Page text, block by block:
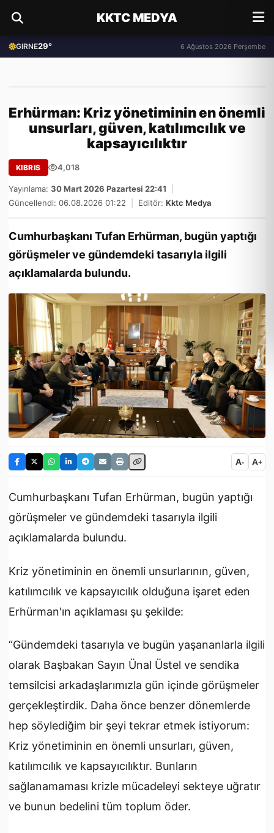
KKTC MEDYA
GIRNE29° 6 Ağustos 2026 Perşembe
Erhürman: Kriz yönetiminin en önemli
unsurları, güven, katılımcılık ve
kapsayıcılıktır
KIBRIS 4,018
Yayınlama: 30 Mart 2026 Pazartesi 22:41
Güncellendi: 06.08.2026 01:22
Editör: Kktc Medya
Cumhurbaşkanı Tufan Erhürman, bugün yaptığı
görüşmeler ve gündemdeki tasarıyla ilgili
açıklamalarda bulundu.
A- A+
Cumhurbaşkanı Tufan Erhürman, bugün yaptığı
görüşmeler ve gündemdeki tasarıyla ilgili
açıklamalarda bulundu.
Kriz yönetiminin en önemli unsurlarının, güven,
katılımcılık ve kapsayıcılık olduğuna işaret eden
Erhürman'ın açıklaması şu şekilde:
“Gündemdeki tasarıyla ve bugün yaşananlarla ilgili
olarak Başbakan Sayın Ünal Üstel ve sendika
temsilcisi arkadaşlarımızla gün içinde görüşmeler
gerçekleştirdik. Daha önce benzer dönemlerde
hep söylediğim bir şeyi tekrar etmek istiyorum:
Kriz yönetiminin en önemli unsurları, güven,
katılımcılık ve kapsayıcılıktır. Bunların
sağlanamaması krizle mücadeleyi sekteye uğratır
ve bunun bedelini tüm toplum öder.